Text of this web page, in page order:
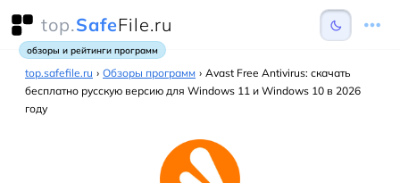
top.SafeFile.ru
обзоры и рейтинги программ
top.safefile.ru › Обзоры программ › Avast Free Antivirus: скачать
бесплатно русскую версию для Windows 11 и Windows 10 в 2026
году